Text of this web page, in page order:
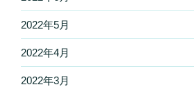
2022年5月
2022年4月
2022年3月